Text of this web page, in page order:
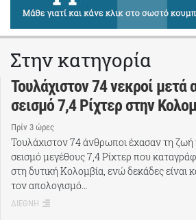
Στην κατηγορία
Τουλάχιστον 74 νεκροί μετά
σεισμό 7,4 Ρίχτερ στην
Πρίν 3 ώρες
Τουλάχιστον 74 άνθρωποι έχασαν τη ζωή
σεισμό μεγέθους 7,4 Ρίχτερ που
στη δυτική Κολομβία, ενώ δεκάδες είναι
τον απολογισμό…
ΔΙΕΘΝΗ